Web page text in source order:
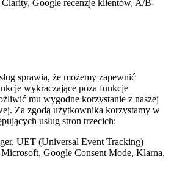
Google recenzje klientów, A/B-
sprawia, że możemy zapewnić
wykraczające poza funkcje
mu wygodne korzystanie z naszej
Za zgodą użytkownika korzystamy w
usług stron trzecich:
UET (Universal Event Tracking)
Google Consent Mode, Klarna,